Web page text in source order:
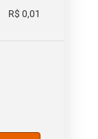
R$ 0,01